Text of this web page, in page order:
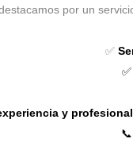
por un
✅
✅
y
📞